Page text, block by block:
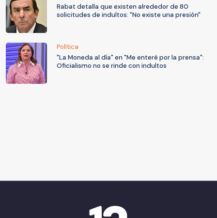
Rabat detalla que existen alrededor de 80
solicitudes de indultos: "No existe una presión"
Política
"La Moneda al día" en "Me enteré por la prensa":
Oficialismo no se rinde con indultos